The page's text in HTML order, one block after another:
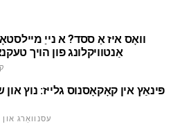
וואָס איז אַ ססד? א נייַ
אַנטוויקלונג פון הויך
פּינאַץ אין קאָקאָסנוס גלייז: נוץ און
עסנוואַרג און